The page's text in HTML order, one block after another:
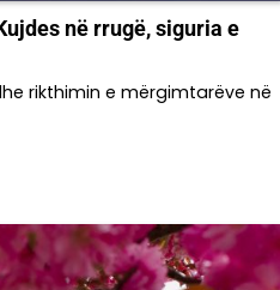
në rrugë, siguria e
rikthimin e mërgimtarëve në